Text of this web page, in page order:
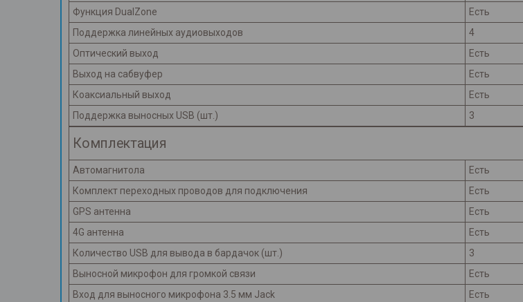
Функция DualZone
Есть
Поддержка линейных аудиовыходов
4
Оптический выход
Есть
Выход на сабвуфер
Есть
Коаксиальный выход
Есть
Поддержка выносных USB (шт.)
3
Комплектация
Автомагнитола
Есть
Комплект переходных проводов для подключения
Есть
GPS антенна
Есть
4G антенна
Есть
Количество USB для вывода в бардачок (шт.)
3
Выносной микрофон для громкой связи
Есть
Вход для выносного микрофона 3.5 мм Jack
Есть